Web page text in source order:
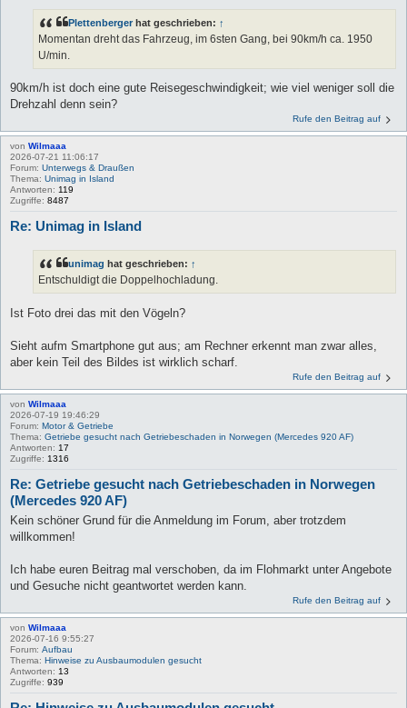
Plettenberger hat geschrieben: ↑
Momentan dreht das Fahrzeug, im 6sten Gang, bei 90km/h ca. 1950
U/min.
90km/h ist doch eine gute Reisegeschwindigkeit; wie viel weniger soll die
Drehzahl denn sein?
Rufe den Beitrag auf
von Wilmaaa
2026-07-21 11:06:17
Forum: Unterwegs & Draußen
Thema: Unimag in Island
Antworten: 119
Zugriffe: 8487
Re: Unimag in Island
unimag hat geschrieben: ↑
Entschuldigt die Doppelhochladung.
Ist Foto drei das mit den Vögeln?
Sieht aufm Smartphone gut aus; am Rechner erkennt man zwar alles,
aber kein Teil des Bildes ist wirklich scharf.
Rufe den Beitrag auf
von Wilmaaa
2026-07-19 19:46:29
Forum: Motor & Getriebe
Thema: Getriebe gesucht nach Getriebeschaden in Norwegen (Mercedes 920 AF)
Antworten: 17
Zugriffe: 1316
Re: Getriebe gesucht nach Getriebeschaden in Norwegen
(Mercedes 920 AF)
Kein schöner Grund für die Anmeldung im Forum, aber trotzdem
willkommen!
Ich habe euren Beitrag mal verschoben, da im Flohmarkt unter Angebote
und Gesuche nicht geantwortet werden kann.
Rufe den Beitrag auf
von Wilmaaa
2026-07-16 9:55:27
Forum: Aufbau
Thema: Hinweise zu Ausbaumodulen gesucht
Antworten: 13
Zugriffe: 939